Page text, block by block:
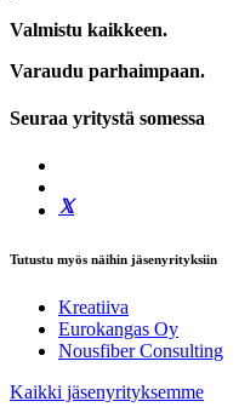
Valmistu kaikkeen.
Varaudu parhaimpaan.
Seuraa yritystä somessa
Tutustu myös näihin jäsenyrityksiin
Kreatiiva
Eurokangas Oy
Nousfiber Consulting
Kaikki jäsenyrityksemme